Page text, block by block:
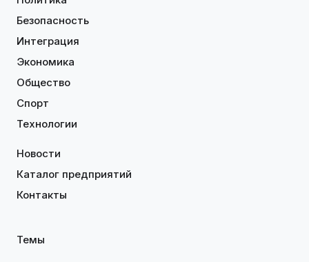
Безопасность
Интеграция
Экономика
Общество
Спорт
Технологии
Новости
Каталог предприятий
Контакты
Темы